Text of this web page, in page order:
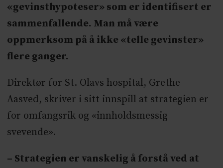
«gevinsthypoteser» som er identifisert er
sammenfallende. Man må være
oppmerksom på å ikke «telle gevinster»
flere ganger.
Direktør for St. Olavs hospital, Grethe
Aasved, skriver i sitt innspill at strategien er
for omfangsrik og «innholdsmessig
svevende».
– Strategien er vanskelig å forstå ved at